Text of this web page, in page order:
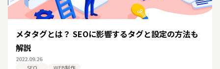
メタタグとは？ SEOに影響するタグと設定の方法も
解説
2022.09.26
SEO
WEB制作